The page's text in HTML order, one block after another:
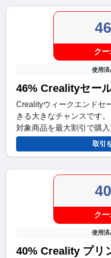
ク
使用済
46% Crealityセー
Crealityウィークエンドセ
きる大きなチャンスです
対象商品を最大割引で購入
取引
ク
使用済
40% Creality プリ